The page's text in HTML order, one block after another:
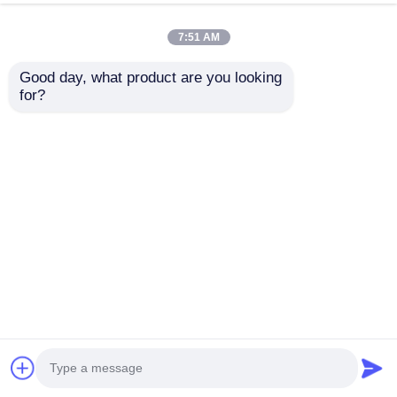
খেলার মাঠ স্লাইড পেশাদার
প্রস্তুতকারক নতুন ডিজাইন মজা
বিনোদন খেলার সরঞ্জাম পার্ক
স্লাইড সেট কিন্ডারগার্টেনের জন্য
চিলড্রেনস প্লাস্টিক স্লাইডস
ফান প্লে সেটঅনুসন্ধান পাঠান
7:51 AM
Good day, what product are you looking
for?